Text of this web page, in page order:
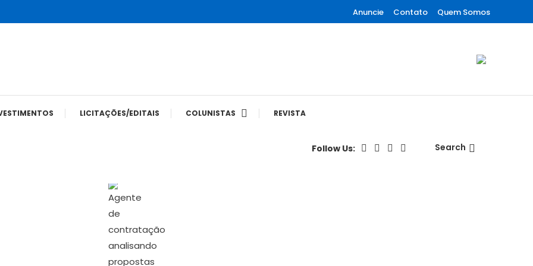
Anuncie Contato Quem Somos
LICITAÇÕES/EDITAIS COLUNISTAS REVISTA
Follow Us: Search